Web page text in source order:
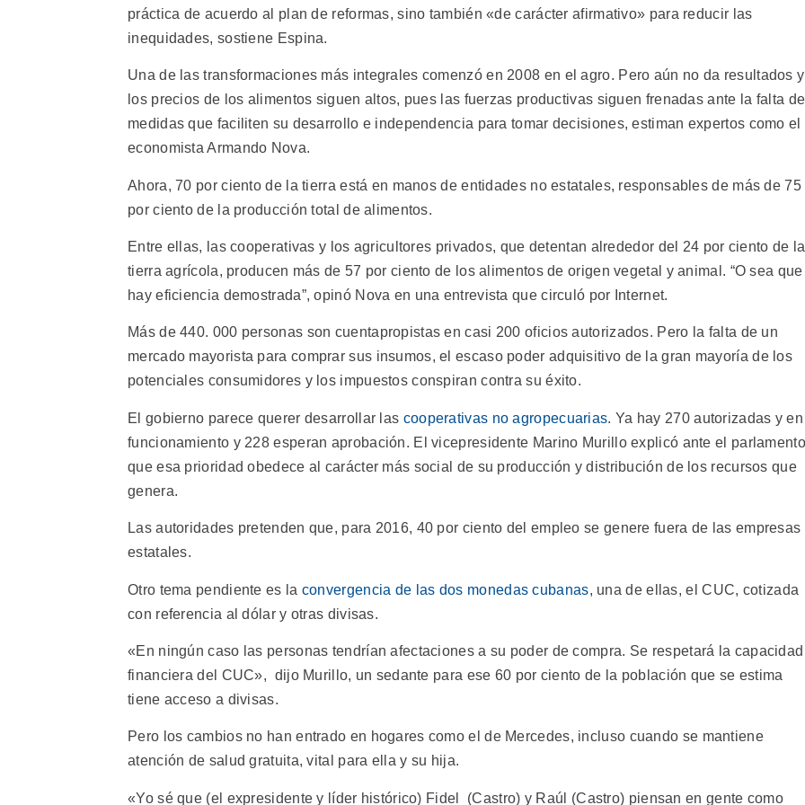
práctica de acuerdo al plan de reformas, sino también «de carácter afirmativo» para reducir las
inequidades, sostiene Espina.
Una de las transformaciones más integrales comenzó en 2008 en el agro. Pero aún no da resultados y
los precios de los alimentos siguen altos, pues las fuerzas productivas siguen frenadas ante la falta de
medidas que faciliten su desarrollo e independencia para tomar decisiones, estiman expertos como el
economista Armando Nova.
Ahora, 70 por ciento de la tierra está en manos de entidades no estatales, responsables de más de 75
por ciento de la producción total de alimentos.
Entre ellas, las cooperativas y los agricultores privados, que detentan alrededor del 24 por ciento de la
tierra agrícola, producen más de 57 por ciento de los alimentos de origen vegetal y animal. “O sea que
hay eficiencia demostrada”, opinó Nova en una entrevista que circuló por Internet.
Más de 440. 000 personas son cuentapropistas en casi 200 oficios autorizados. Pero la falta de un
mercado mayorista para comprar sus insumos, el escaso poder adquisitivo de la gran mayoría de los
potenciales consumidores y los impuestos conspiran contra su éxito.
El gobierno parece querer desarrollar las cooperativas no agropecuarias. Ya hay 270 autorizadas y en
funcionamiento y 228 esperan aprobación. El vicepresidente Marino Murillo explicó ante el parlamento
que esa prioridad obedece al carácter más social de su producción y distribución de los recursos que
genera.
Las autoridades pretenden que, para 2016, 40 por ciento del empleo se genere fuera de las empresas
estatales.
Otro tema pendiente es la convergencia de las dos monedas cubanas, una de ellas, el CUC, cotizada
con referencia al dólar y otras divisas.
«En ningún caso las personas tendrían afectaciones a su poder de compra. Se respetará la capacidad
financiera del CUC», dijo Murillo, un sedante para ese 60 por ciento de la población que se estima
tiene acceso a divisas.
Pero los cambios no han entrado en hogares como el de Mercedes, incluso cuando se mantiene
atención de salud gratuita, vital para ella y su hija.
«Yo sé que (el expresidente y líder histórico) Fidel (Castro) y Raúl (Castro) piensan en gente como